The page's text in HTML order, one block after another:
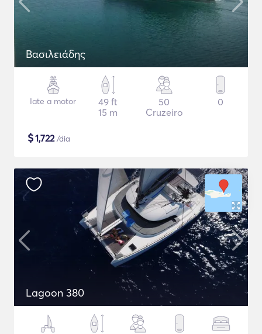
Βασιλειάδης
Iate a motor
49 ft
15 m
50
Cruzeiro
0
$1,722/dia
Lagoon 380